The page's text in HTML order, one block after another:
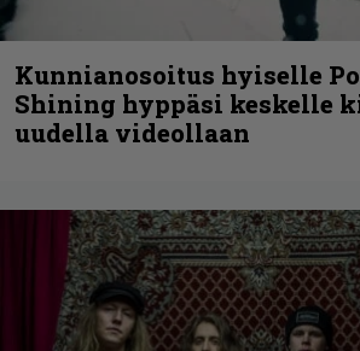
Kunnianosoitus hyiselle
Shining hyppäsi keskelle
uudella videollaan